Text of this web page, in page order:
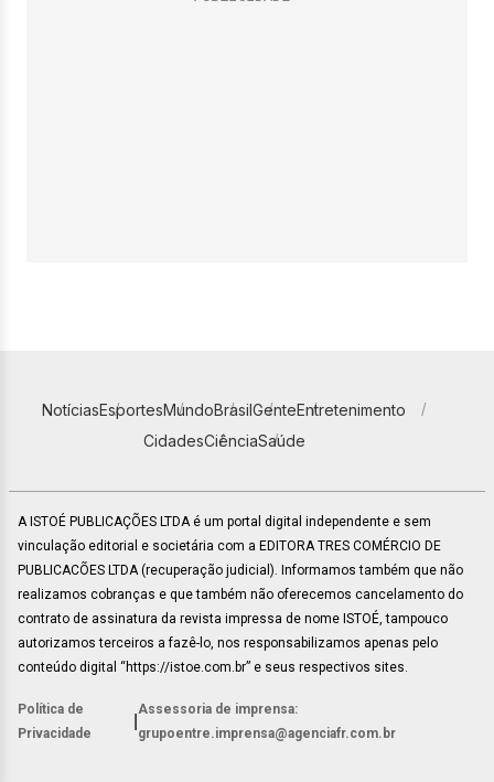
NotíciasEsportesMundoBrasilGenteEntretenimento
CidadesCiênciaSaúde
A ISTOÉ PUBLICAÇÕES LTDA é um portal digital independente e sem
vinculação editorial e societária com a EDITORA TRES COMÉRCIO DE
PUBLICACÕES LTDA (recuperação judicial). Informamos também que não
realizamos cobranças e que também não oferecemos cancelamento do
contrato de assinatura da revista impressa de nome ISTOÉ, tampouco
autorizamos terceiros a fazê-lo, nos responsabilizamos apenas pelo
conteúdo digital “https://istoe.com.br” e seus respectivos sites.
Política de
Privacidade
Assessoria de imprensa:
grupoentre.imprensa@agenciafr.com.br